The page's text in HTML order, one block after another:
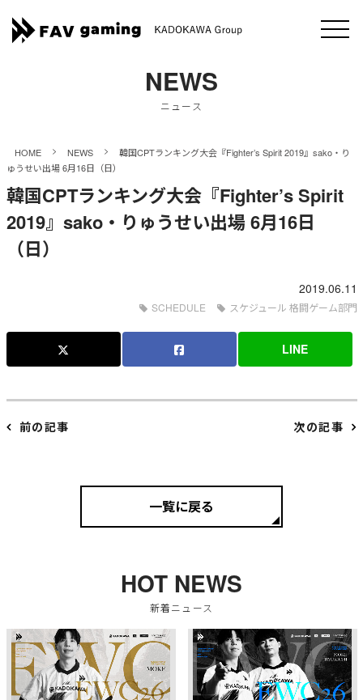
NEWS
ニュース
HOME > NEWS >
韓国CPTランキング大会『Fighter’s Spirit 2019』sako・り
ゅうせい出場 6月16日（日）
韓国CPTランキング大会『Fighter’s Spirit
2019』sako・りゅうせい出場 6月16日
（日）
2019.06.11
SCHEDULE スケジュール 格闘ゲーム部門
LINE
前の記事 次の記事
一覧に戻る
HOT NEWS
新着ニュース